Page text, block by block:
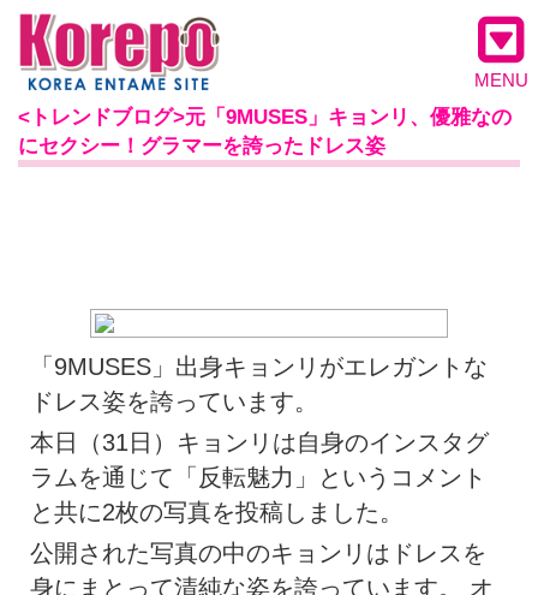
MENU
<トレンドブログ>元「9MUSES」キョンリ、優雅なの
にセクシー！グラマーを誇ったドレス姿
「9MUSES」出身キョンリがエレガントな
ドレス姿を誇っています。
本日（31日）キョンリは自身のインスタグ
ラムを通じて「反転魅力」というコメント
と共に2枚の写真を投稿しました。
公開された写真の中のキョンリはドレスを
身にまとって清純な姿を誇っています。 オ